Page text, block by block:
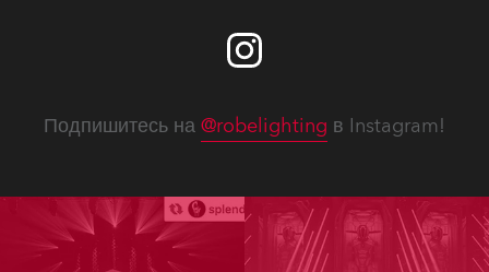
Подпишитесь на @robelighting в Instagram!